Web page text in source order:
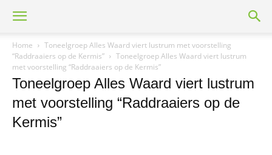
Home
Toneelgroep Alles Waard viert lustrum met voorstelling
“Raddraaiers op de Kermis”
Toneelgroep Alles Waard viert lustrum
met voorstelling “Raddraaiers op de Kermis”
Toneelgroep Alles Waard viert lustrum
met voorstelling “Raddraaiers op de
Kermis”